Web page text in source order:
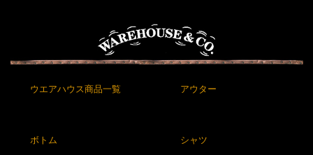
ウエアハウス商品一覧 アウター
ボトム シャツ